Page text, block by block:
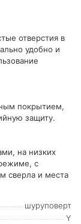
отверстия в
удобно и
покрытием,
защиту.
на низких
с
сверла и места
шуруповерт
Y